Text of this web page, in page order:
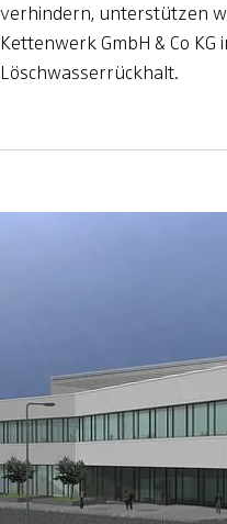
verhindern, unterstützen
Kettenwerk GmbH & Co
Löschwasserrückhalt.